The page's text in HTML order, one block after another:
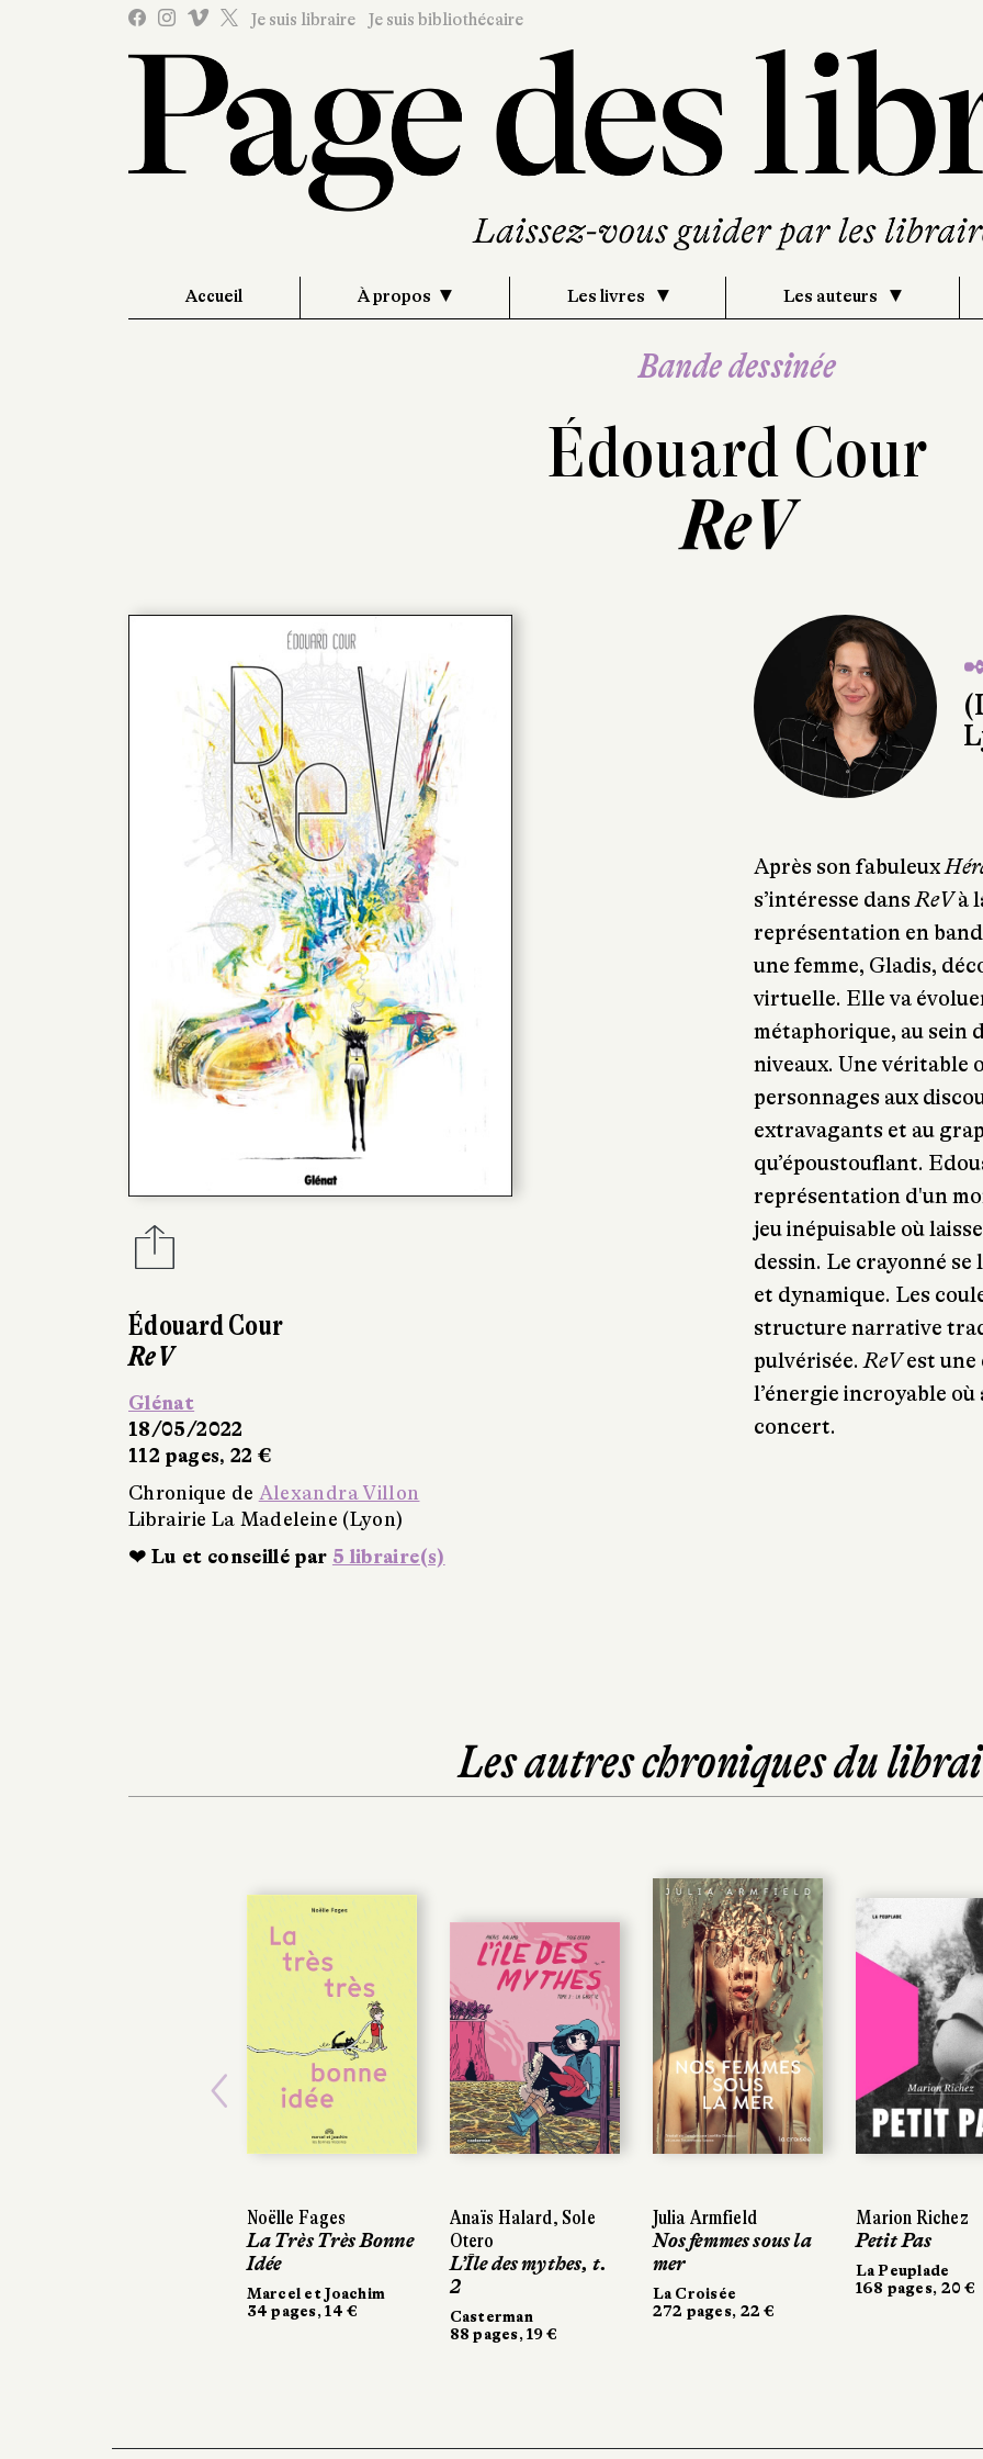
Je suis libraire Je suis bibliothécaire
Accueil À propos Les livres Les auteurs
Bande dessinée
Édouard Cour
ReV
Édouard Cour
ReV
Glénat
18/05/2022
112 pages, 22 €
Chronique de Alexandra Villon
Librairie La Madeleine (Lyon)
❤ Lu et conseillé par 5 libraire(s)
Après son fabuleux
s’intéresse dansReVà
représentation en
une femme, Gladis,
virtuelle. Elle va
métaphorique, au sein
niveaux. Une véritable
personnages aux
extravagants et au
qu’époustouflant.
représentation d'un
jeu inépuisable où
dessin. Le crayonné
et dynamique. Les
structure narrative
pulvérisée.ReVest une
l’énergie incroyable
concert.
Les autres chroniques du
Noëlle Fages
La Très Très Bonne
Idée
Marcel et Joachim
34 pages, 14 €
Anaïs Halard, Sole
Otero
L’Île des mythes, t.
2
Casterman
88 pages, 19 €
Julia Armfield
Nos femmes sous la
mer
La Croisée
272 pages, 22 €
Marion Richez
Petit Pas
La Peuplade
168 pages, 20 €
Previous